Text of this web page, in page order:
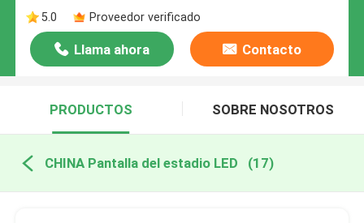
5.0
Proveedor verificado
Llama ahora Contacto
PRODUCTOS SOBRE NOSOTROS
CHINA Pantalla del estadio LED (17)